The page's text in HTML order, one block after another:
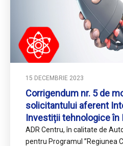
15 DECEMBRIE 2023
Corrigendum nr. 5 de
solicitantului aferent
Investiții tehnologice în
ADR Centru, în calitate de
pentru Programul ’’Regiunea